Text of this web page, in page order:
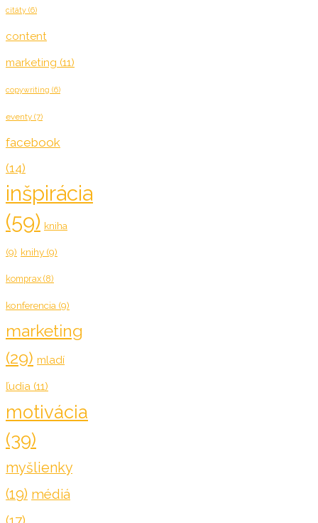
citáty (6)
content
marketing (11)
copywriting (6)
eventy (7)
facebook
(14)
inšpirácia
(59) kniha
(9) knihy (9)
komprax (8)
konferencia (9)
marketing
(29) mladí
ľudia (11)
motivácia
(39)
myšlienky
(19) médiá